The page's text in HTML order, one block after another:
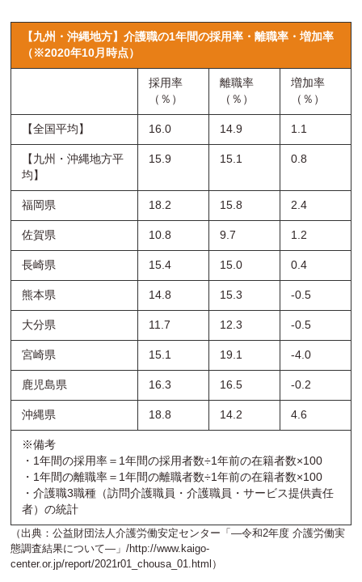
【九州・沖縄地方】介護職の1年間の採用率・離職率・増加率
（※2020年10月時点）
採用率
（％）
離職率
（％）
増加率
（％）
【全国平均】 16.0 14.9 1.1
【九州・沖縄地方平
均】
15.9 15.1 0.8
福岡県 18.2 15.8 2.4
佐賀県 10.8 9.7 1.2
長崎県 15.4 15.0 0.4
熊本県 14.8 15.3 -0.5
大分県 11.7 12.3 -0.5
宮崎県 15.1 19.1 -4.0
鹿児島県 16.3 16.5 -0.2
沖縄県 18.8 14.2 4.6
※備考
・1年間の採用率＝1年間の採用者数÷1年前の在籍者数×100
・1年間の離職率＝1年間の離職者数÷1年前の在籍者数×100
・介護職3職種（訪問介護職員・介護職員・サービス提供責任
者）の統計
（出典：公益財団法人介護労働安定センター「―令和2年度 介護労働実
態調査結果について―」/http://www.kaigo-
center.or.jp/report/2021r01_chousa_01.html ）